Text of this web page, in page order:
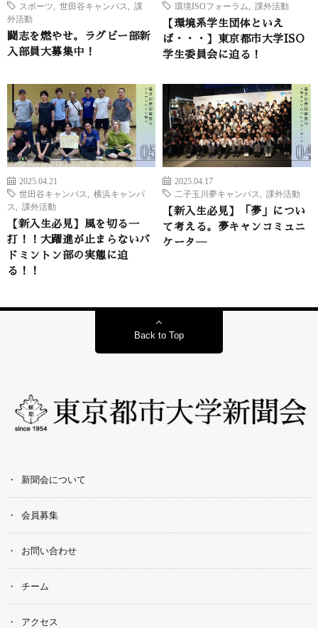
スポーツ
世田谷キャンパス
課
外活動
闘志を燃やせ。ラグビー部新
入部員大募集中！
環境ISOフォーラム
課外活動
【環境系学生団体といえ
ば・・・】東京都市大学ISO
学生委員会に迫る！
2025.04.21
世田谷キャンパス
横浜キャンパ
ス
課外活動
【新入生必見】風を切る一
打！！大躍進が止まらないバ
ドミントン部の実態に迫
る！！
2025.04.17
二子玉川夢キャンパス
課外活動
【新入生必見】「夢」につい
て考える。夢キャンコミュニ
ケータ―
Back to Top
新聞会について
会員募集
お問い合わせ
チーム
アクセス